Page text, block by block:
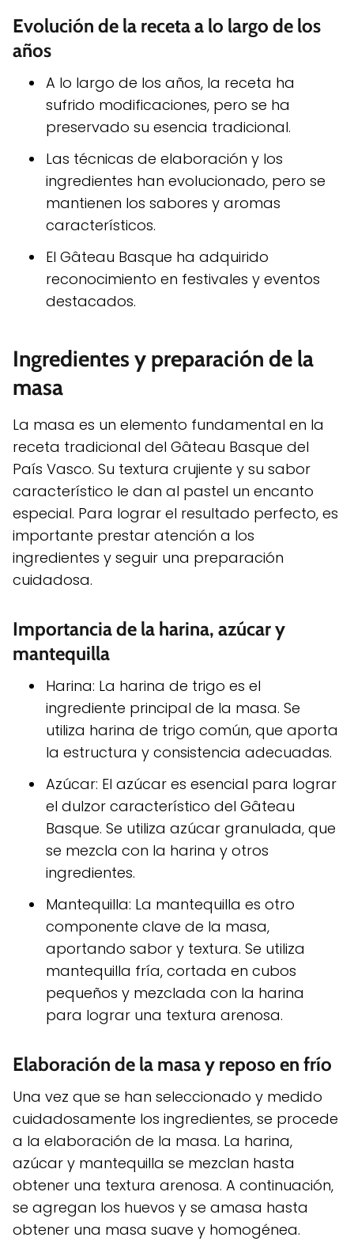
Evolución de la receta a lo largo de los
años
A lo largo de los años, la receta ha
sufrido modificaciones, pero se ha
preservado su esencia tradicional.
Las técnicas de elaboración y los
ingredientes han evolucionado, pero se
mantienen los sabores y aromas
característicos.
El Gâteau Basque ha adquirido
reconocimiento en festivales y eventos
destacados.
Ingredientes y preparación de la
masa
La masa es un elemento fundamental en la
receta tradicional del Gâteau Basque del
País Vasco. Su textura crujiente y su sabor
característico le dan al pastel un encanto
especial. Para lograr el resultado perfecto, es
importante prestar atención a los
ingredientes y seguir una preparación
cuidadosa.
Importancia de la harina, azúcar y
mantequilla
Harina: La harina de trigo es el
ingrediente principal de la masa. Se
utiliza harina de trigo común, que aporta
la estructura y consistencia adecuadas.
Azúcar: El azúcar es esencial para lograr
el dulzor característico del Gâteau
Basque. Se utiliza azúcar granulada, que
se mezcla con la harina y otros
ingredientes.
Mantequilla: La mantequilla es otro
componente clave de la masa,
aportando sabor y textura. Se utiliza
mantequilla fría, cortada en cubos
pequeños y mezclada con la harina
para lograr una textura arenosa.
Elaboración de la masa y reposo en frío
Una vez que se han seleccionado y medido
cuidadosamente los ingredientes, se procede
a la elaboración de la masa. La harina,
azúcar y mantequilla se mezclan hasta
obtener una textura arenosa. A continuación,
se agregan los huevos y se amasa hasta
obtener una masa suave y homogénea.